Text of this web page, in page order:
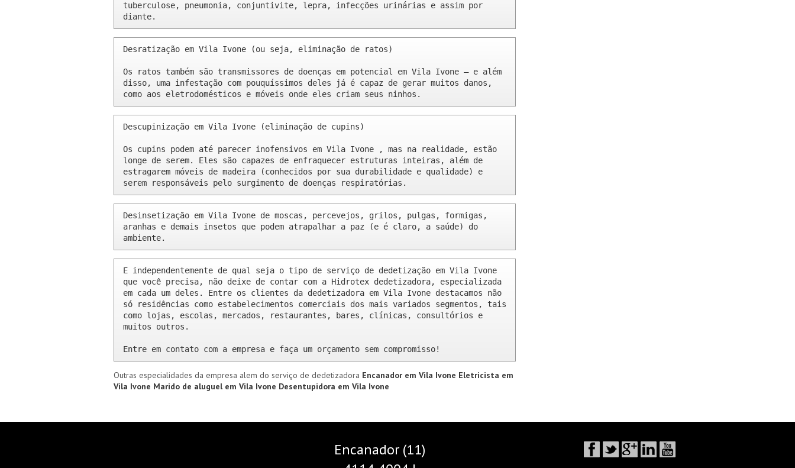
tuberculose, pneumonia, conjuntivite, lepra, infecções urinárias e assim por
diante.
Desratização em Vila Ivone (ou seja, eliminação de ratos)
Os ratos também são transmissores de doenças em potencial em Vila Ivone – e além
disso, uma infestação com pouquíssimos deles já é capaz de gerar muitos danos,
como aos eletrodomésticos e móveis onde eles criam seus ninhos.
Descupinização em Vila Ivone (eliminação de cupins)
Os cupins podem até parecer inofensivos em Vila Ivone , mas na realidade, estão
longe de serem. Eles são capazes de enfraquecer estruturas inteiras, além de
estragarem móveis de madeira (conhecidos por sua durabilidade e qualidade) e
serem responsáveis pelo surgimento de doenças respiratórias.
Desinsetização em Vila Ivone de moscas, percevejos, grilos, pulgas, formigas,
aranhas e demais insetos que podem atrapalhar a paz (e é claro, a saúde) do
ambiente.
E independentemente de qual seja o tipo de serviço de dedetização em Vila Ivone
que você precisa, não deixe de contar com a Hidrotex dedetizadora, especializada
em cada um deles. Entre os clientes da dedetizadora em Vila Ivone destacamos não
só residências como estabelecimentos comerciais dos mais variados segmentos, tais
como lojas, escolas, mercados, restaurantes, bares, clínicas, consultórios e
muitos outros.
Entre em contato com a empresa e faça um orçamento sem compromisso!
Outras especialidades da empresa alem do serviço de dedetizadora Encanador em Vila Ivone Eletricista em
Vila Ivone Marido de aluguel em Vila Ivone Desentupidora em Vila Ivone
Encanador (11)